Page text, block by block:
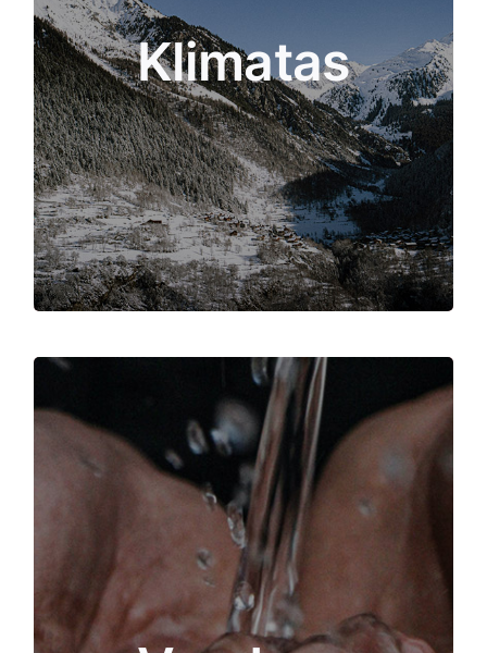
Klimatas
vaizdus apie tai, ką jie pastebėjo, taip pat nurodyti
savo komforto lygį, bet taip pat palengvina prieigą
prie miesto aplinkoje įrengtų vietinių jutiklių, kurie
matuoja temperatūrą, oro slėgį ir drėgmę. Taigi
piliečiai gali tyrinėti ir tikrinti jutiklių duomenis,
papildydami juos kontekstine informacija.
Rezultatai prisidės prie piliečių informuotumo apie
klimato poveikį ir gali padidinti miestų atsparumą
klimato kaitai, nes miestų planavimui bus
naudojami vietos duomenys ir stebėjimai.
Daugiausia dėmesio skiriame tam, kaip galime
suteikti piliečiams galimybę stebėti savo vietos
teritoriją, rengdami mokymus mažose grupėse.
Vietos rezultatai yra bendros pastangos - iš gautų
duomenų informuoti vietos politikos formuotojus ir
suprasti, kaip geriau valdyti vandens kokybę ir
kiekį. Piliečiai bus kviečiami stebėti savo vietinį